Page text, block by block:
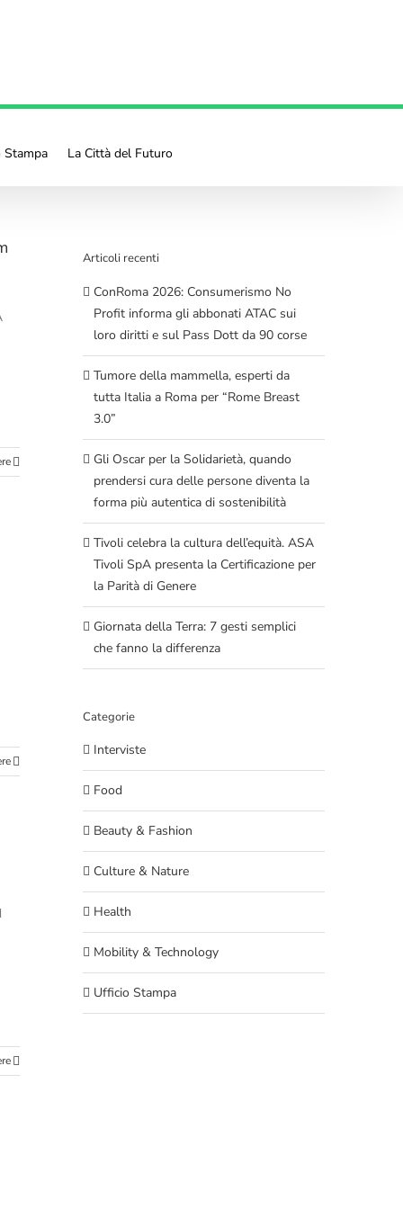
Stampa La Città del Futuro
Articoli recenti
ConRoma 2026: Consumerismo No
Profit informa gli abbonati ATAC sui
loro diritti e sul Pass Dott da 90 corse
Tumore della mammella, esperti da
tutta Italia a Roma per “Rome Breast
3.0”
Gli Oscar per la Solidarietà, quando
prendersi cura delle persone diventa la
forma più autentica di sostenibilità
Tivoli celebra la cultura dell’equità. ASA
Tivoli SpA presenta la Certificazione per
la Parità di Genere
Giornata della Terra: 7 gesti semplici
che fanno la differenza
Categorie
Interviste
Food
Beauty & Fashion
Culture & Nature
Health
Mobility & Technology
Ufficio Stampa